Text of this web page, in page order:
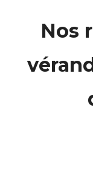
Nos